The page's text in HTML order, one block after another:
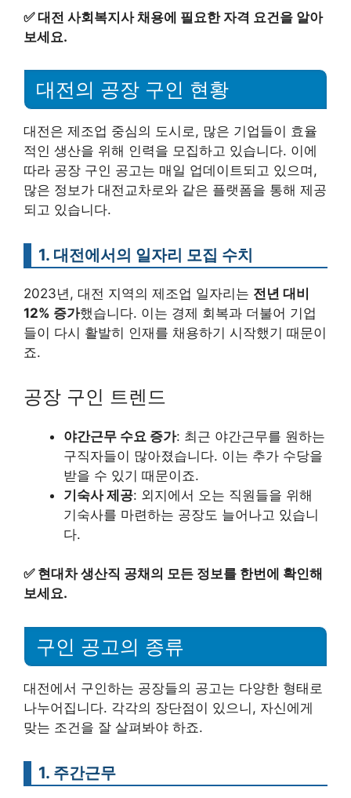
✅대전 사회복지사 채용에 필요한 자격 요건을 알아
보세요.
대전의 공장 구인 현황
대전은 제조업 중심의 도시로, 많은 기업들이 효율
적인 생산을 위해 인력을 모집하고 있습니다. 이에
따라 공장 구인 공고는 매일 업데이트되고 있으며,
많은 정보가 대전교차로와 같은 플랫폼을 통해 제공
되고 있습니다.
1. 대전에서의 일자리 모집 수치
2023년, 대전 지역의 제조업 일자리는 전년 대비
12% 증가했습니다. 이는 경제 회복과 더불어 기업
들이 다시 활발히 인재를 채용하기 시작했기 때문이
죠.
공장 구인 트렌드
야간근무 수요 증가: 최근 야간근무를 원하는
구직자들이 많아졌습니다. 이는 추가 수당을
받을 수 있기 때문이죠.
기숙사 제공: 외지에서 오는 직원들을 위해
기숙사를 마련하는 공장도 늘어나고 있습니
다.
✅ 현대차 생산직 공채의 모든 정보를 한번에 확인해
보세요.
구인 공고의 종류
대전에서 구인하는 공장들의 공고는 다양한 형태로
나누어집니다. 각각의 장단점이 있으니, 자신에게
맞는 조건을 잘 살펴봐야 하죠.
1. 주간근무